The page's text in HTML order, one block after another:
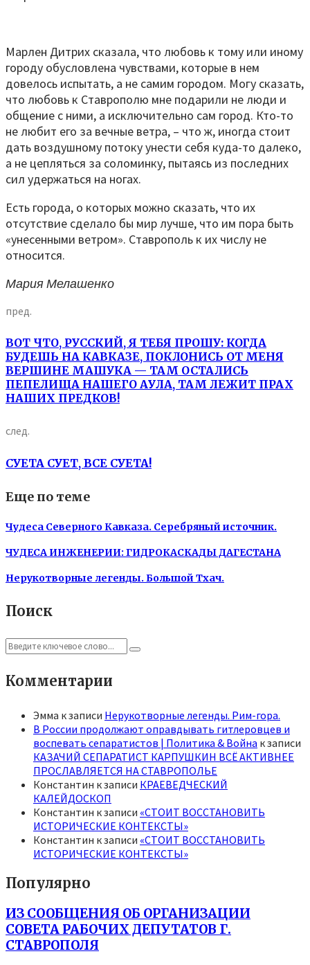
Марлен Дитрих сказала, что любовь к тому или иному
городу обусловлена чувствами, которые в нем
довелось испытать, а не самим городом. Могу сказать,
что любовь к Ставрополю мне подарили не люди и
общение с ними, а исключительно сам город. Кто-то
не любит его за вечные ветра, – что ж, иногда стоит
дать воздушному потоку унести себя куда-то далеко,
а не цепляться за соломинку, пытаясь из последних
сил удержаться на ногах.
Есть города, о которых можно сказать, что их
отсутствие сделало бы мир лучше, что им пора быть
«унесенными ветром». Ставрополь к их числу не
относится.
Мария Мелашенко
пред.
ВОТ ЧТО, РУССКИЙ, Я ТЕБЯ ПРОШУ: КОГДА
БУДЕШЬ НА КАВКАЗЕ, ПОКЛОНИСЬ ОТ МЕНЯ
ВЕРШИНЕ МАШУКА — ТАМ ОСТАЛИСЬ
ПЕПЕЛИЩА НАШЕГО АУЛА, ТАМ ЛЕЖИТ ПРАХ
НАШИХ ПРЕДКОВ!
след.
СУЕТА СУЕТ, ВСЕ СУЕТА!
Еще по теме
Чудеса Северного Кавказа. Серебряный источник.
ЧУДЕСА ИНЖЕНЕРИИ: ГИДРОКАСКАДЫ ДАГЕСТАНА
Нерукотворные легенды. Большой Тхач.
Поиск
Search
for:
Search
Комментарии
Эмма к записи Нерукотворные легенды. Рим-гора.
В России продолжают оправдывать гитлеровцев и
воспевать сепаратистов | Политика & Война к записи
КАЗАЧИЙ СЕПАРАТИСТ КАРПУШКИН ВСЁ АКТИВНЕЕ
ПРОСЛАВЛЯЕТСЯ НА СТАВРОПОЛЬЕ
Константин к записи КРАЕВЕДЧЕСКИЙ
КАЛЕЙДОСКОП
Константин к записи «СТОИТ ВОССТАНОВИТЬ
ИСТОРИЧЕСКИЕ КОНТЕКСТЫ»
Константин к записи «СТОИТ ВОССТАНОВИТЬ
ИСТОРИЧЕСКИЕ КОНТЕКСТЫ»
Популярно
ИЗ СООБЩЕНИЯ ОБ ОРГАНИЗАЦИИ
СОВЕТА РАБОЧИХ ДЕПУТАТОВ Г.
СТАВРОПОЛЯ